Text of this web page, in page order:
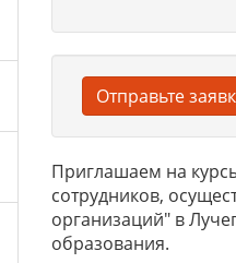
Отправьте
Приглашаем на
сотрудников,
организаций" в
образования.